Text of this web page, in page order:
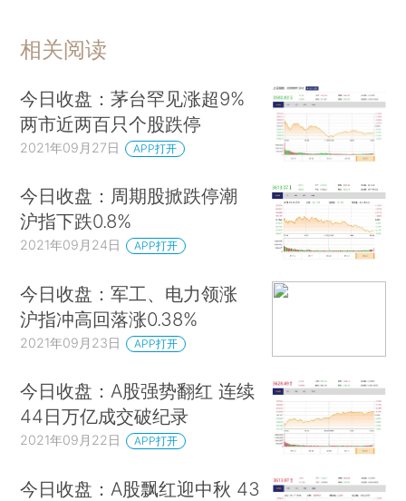
相关阅读
今日收盘：茅台罕见涨超9%
两市近两百只个股跌停
2021年09月27日 APP打开
今日收盘：周期股掀跌停潮
沪指下跌0.8%
2021年09月24日 APP打开
今日收盘：军工、电力领涨
沪指冲高回落涨0.38%
2021年09月23日 APP打开
今日收盘：A股强势翻红 连续
44日万亿成交破纪录
2021年09月22日 APP打开
今日收盘：A股飘红迎中秋 43